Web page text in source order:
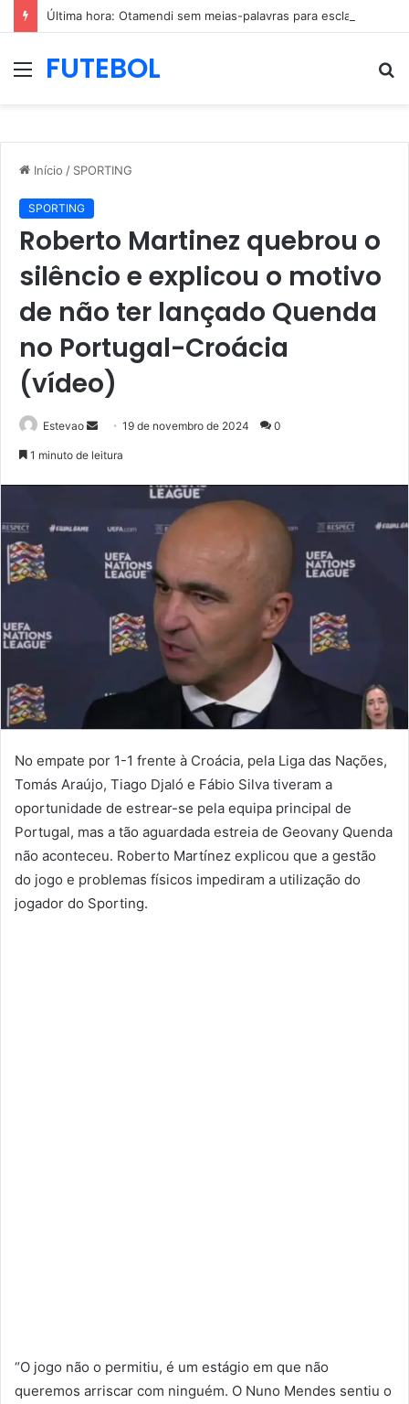
MenuFUTEBOL
Início / SPORTING
SPORTING
Roberto Martinez quebrou o
silêncio e explicou o motivo
de não ter lançado Quenda
no Portugal-Croácia
(vídeo)
Estevao
Mande19 de novembro de 2024 0
1 minuto de leitura
No empate por 1-1 frente à Croácia, pela Liga das Nações,
Tomás Araújo, Tiago Djaló e Fábio Silva tiveram a
oportunidade de estrear-se pela equipa principal de
Portugal, mas a tão aguardada estreia de Geovany Quenda
não aconteceu. Roberto Martínez explicou que a gestão
do jogo e problemas físicos impediram a utilização do
jogador do Sporting.
“O jogo não o permitiu, é um estágio em que não
queremos arriscar com ninguém. O Nuno Mendes sentiu o